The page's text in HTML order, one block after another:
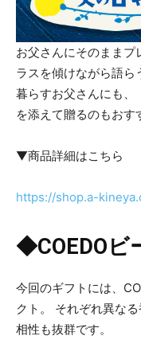
お父さんにそのまま
ラスを傾けながら語ら
暮らすお父さんにも、
を添えて贈るのもおす
▼商品詳細はこちら
https://shop.a-
◆COEDOビ
今回のギフトには、
クト。 それぞれ異な
相性も抜群です。